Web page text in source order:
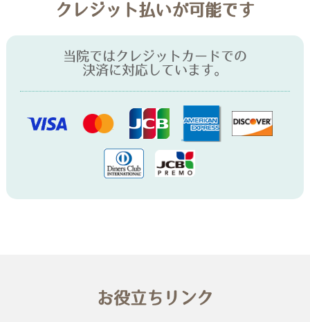
クレジット払いが可能です
当院ではクレジットカードでの
決済に対応しています。
お役立ちリンク